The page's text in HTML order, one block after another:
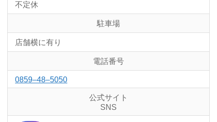
不定休
駐車場
店舗横に有り
電話番号
0859–48–5050
公式サイト
SNS